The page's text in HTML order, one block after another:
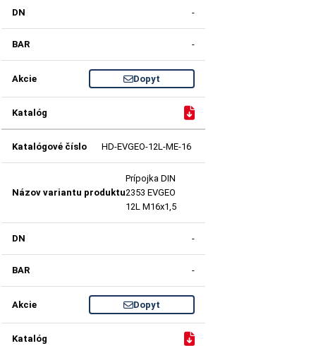
-
-
Dopyt
HD-EVGEO-12L-ME-16
Prípojka DIN
2353 EVGEO
12L M16x1,5
-
-
Dopyt